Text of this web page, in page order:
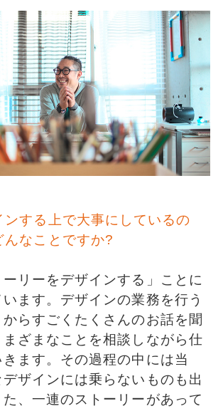
ンする上で大事にしているの
んなことですか?
リーをデザインする」ことに
ます。デザインの業務を行う
らすごくたくさんのお話を聞
まざまなことを相談しながら仕
ます。その過程の中には当
ザインには乗らないものも出
、一連のストーリーがあって